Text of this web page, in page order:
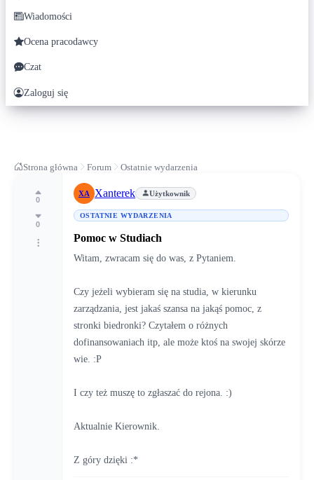
Wiadomości
Ocena pracodawcy
Czat
Zaloguj się
Strona główna Forum Ostatnie wydarzenia
0
0
XA Xanterek Użytkownik
OSTATNIE WYDARZENIA
Pomoc w Studiach
Witam, zwracam się do was, z Pytaniem.
Czy jeżeli wybieram się na studia, w kierunku
zarządzania, jest jakaś szansa na jakąś pomoc, z
stronki biedronki? Czytałem o różnych
dofinansowaniach itp, ale może ktoś na swojej skórze
wie. :P
I czy też muszę to zgłaszać do rejona. :)
Aktualnie Kierownik.
Z góry dzięki :*